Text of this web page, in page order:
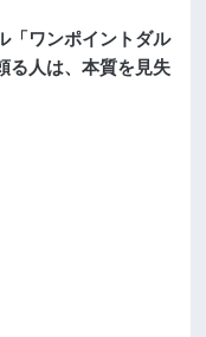
「ワンポイントダル
る人は、本質を見失